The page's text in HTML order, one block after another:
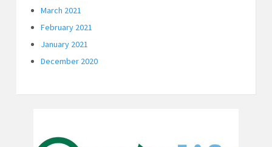
March 2021
February 2021
January 2021
December 2020